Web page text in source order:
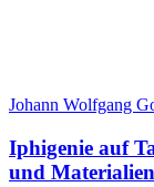
Johann Wolfgang
Iphigenie auf
und Materialien